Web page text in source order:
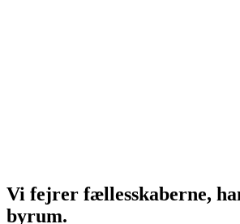
Vi fejrer fællesskaberne,
byrum.